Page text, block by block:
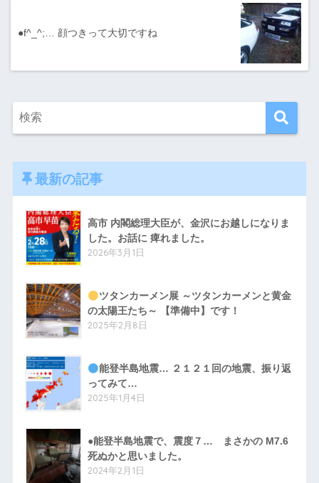
●f^_^;… 顔つきって大切ですね
最新の記事
高市 内閣総理大臣が、金沢にお越しになりま
した。お話に 痺れました。
2026年3月1日
ツタンカーメン展 ～ツタンカーメンと黄金
の太陽王たち～ 【準備中】です！
2025年2月8日
能登半島地震… ２１２１回の地震、振り返
ってみて…
2025年1月4日
●能登半島地震で、震度７… まさかの M7.6
死ぬかと思いました。
2024年2月1日